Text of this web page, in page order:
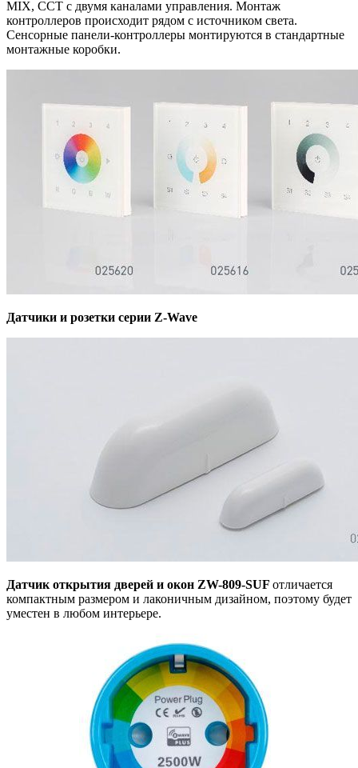
MIX, CCT с двумя каналами управления. Монтаж
контроллеров происходит рядом с источником света.
Сенсорные панели-контроллеры монтируются в стандартные
монтажные коробки.
Датчики и розетки серии Z-Wave
Датчик открытия дверей и окон ZW-809-SUF отличается
компактным размером и лаконичным дизайном, поэтому будет
уместен в любом интерьере.